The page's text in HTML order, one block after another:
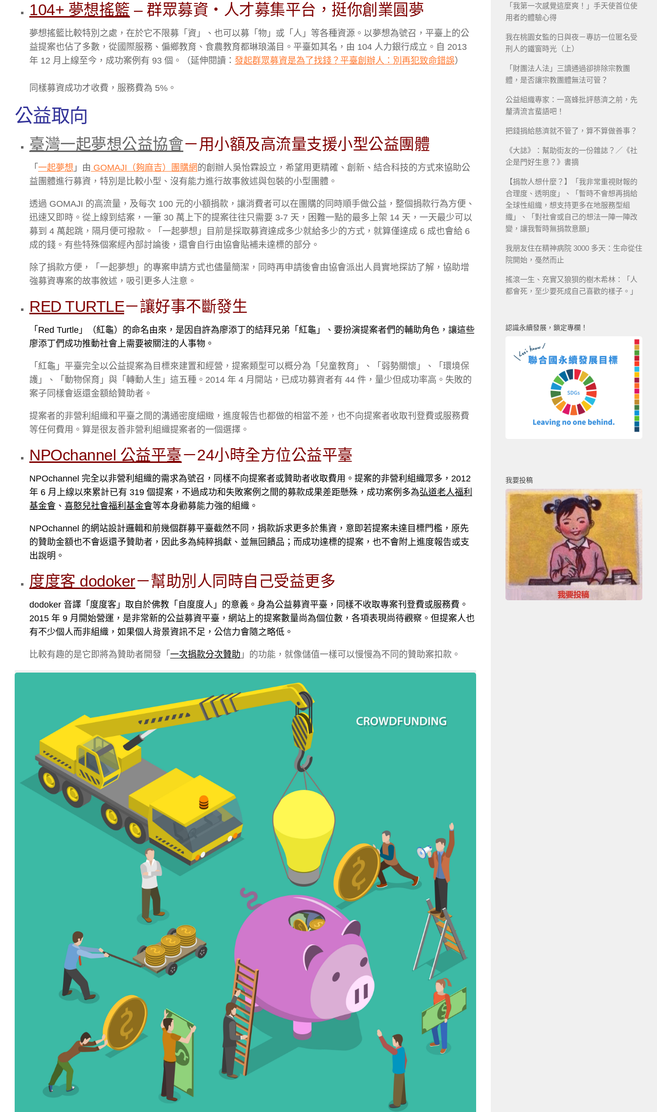
104+ 夢想搖籃 – 群眾募資‧人才募集平台，挺你創業圓夢
夢想搖籃比較特別之處，在於它不限募「資」、也可以募「物」或「人」等各種資源。以夢想為號召，平臺上的公
益提案也佔了多數，從國際服務、偏鄉教育、食農教育都琳琅滿目。平臺如其名，由 104 人力銀行成立。自 2013
年 12 月上線至今，成功案例有 93 個。（延伸閱讀： 發起群眾募資是為了找錢？平臺創辦人：別再犯致命錯誤）
同樣募資成功才收費，服務費為 5%。
公益取向
臺灣一起夢想公益協會－用小額及高流量支援小型公益團體
「 一起夢想 」由 GOMAJI（夠麻吉）團購網的創辦人吳怡霖設立，希望用更精確、創新、結合科技的方式來協助公
益團體進行募資，特別是比較小型、沒有能力進行故事敘述與包裝的小型團體。
透過 GOMAJI 的高流量，及每次 100 元的小額捐款，讓消費者可以在團購的同時順手做公益，整個捐款行為方便、
迅速又即時。從上線到結案，一筆 30 萬上下的提案往往只需要 3-7 天，困難一點的最多上架 14 天，一天最少可以
募到 4 萬起跳，隔月便可撥款。「一起夢想」目前是採取募資達成多少就給多少的方式，就算僅達成 6 成也會給 6
成的錢。有些特殊個案經內部討論後，還會自行由協會貼補未達標的部分。
除了捐款方便，「一起夢想」的專案申請方式也儘量簡潔，同時再申請後會由協會派出人員實地探訪了解，協助增
強募資專案的故事敘述，吸引更多人注意。
RED TURTLE－讓好事不斷發生
「Red Turtle」（紅龜）的命名由來，是因自許為廖添丁的結拜兄弟「紅龜」、要扮演提案者們的輔助角色，讓這些
廖添丁們成功推動社會上需要被關注的人事物。
「紅龜」平臺完全以公益提案為目標來建置和經營，提案類型可以概分為「兒童教育」、「弱勢關懷」、「環境保
護」、「動物保育」與「轉動人生」這五種。2014 年 4 月開站，已成功募資者有 44 件，量少但成功率高。失敗的
案子同樣會返還金額給贊助者。
提案者的非營利組織和平臺之間的溝通密度細緻，進度報告也都做的相當不差，也不向提案者收取刊登費或服務費
等任何費用。算是很友善非營利組織提案者的一個選擇。
NPOchannel 公益平臺－24小時全方位公益平臺
NPOchannel 完全以非營利組織的需求為號召，同樣不向提案者或贊助者收取費用。提案的非營利組織眾多，2012
年 6 月上線以來累計已有 319 個提案，不過成功和失敗案例之間的募款成果差距懸殊，成功案例多為弘道老人福利
基金會 、 喜憨兒社會福利基金會等本身勸募能力強的組織。
NPOchannel 的網站設計邏輯和前幾個群募平臺截然不同，捐款訴求更多於集資，意即若提案未達目標門檻，原先
的贊助金額也不會返還予贊助者，因此多為純粹捐獻、並無回饋品；而成功達標的提案，也不會附上進度報告或支
出說明。
度度客 dodoker－幫助別人同時自己受益更多
dodoker 音譯「度度客」取自於佛教「自度度人」的意義。身為公益募資平臺，同樣不收取專案刊登費或服務費。
2015 年 9 月開始營運，是非常新的公益募資平臺，網站上的提案數量尚為個位數，各項表現尚待觀察。但提案人也
有不少個人而非組織，如果個人背景資訊不足，公信力會隨之略低。
比較有趣的是它即將為贊助者開發「 一次捐款分次贊助 」的功能，就像儲值一樣可以慢慢為不同的贊助案扣款。
「我第一次感覺這麼爽！」手天使首位使
用者的體驗心得
我在桃園女監的日與夜－專訪一位匿名受
刑人的鐵窗時光（上）
「財團法人法」三讀通過卻排除宗教團
體，是否讓宗教團體無法可管？
公益組織專家：一窩蜂批評慈濟之前，先
釐清流言蜚語吧！
把錢捐給慈濟就不管了，算不算做善事？
《大誌》：幫助街友的一份雜誌？／《社
企是門好生意？》書摘
【捐款人想什麼？】「我非常重視財報的
合理度、透明度」、「暫時不會想再捐給
全球性組織，想支持更多在地服務型組
織」、「對社會或自己的想法一陣一陣改
變，讓我暫時無捐款意願」
我朋友住在精神病院 3000 多天：生命從住
院開始，戞然而止
搖滾一生、充實又狼狽的樹木希林：「人
都會死，至少要死成自己喜歡的樣子。」
認識永續發展，鎖定專欄！
我要投稿